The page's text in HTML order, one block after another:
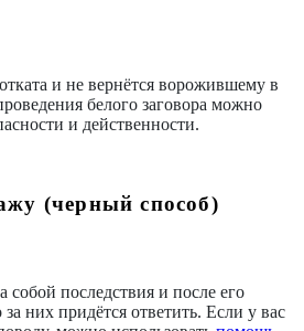
и не вернётся ворожившему в
белого заговора можно
и действенности.
(черный способ)
собой последствия и после его
за них придётся ответить. Если у вас